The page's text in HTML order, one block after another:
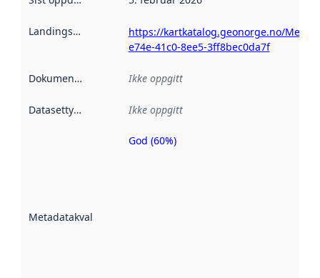
Landingsside
https://kartkatalog.geonorge.no/
e74e-41c0-8ee5-3ff8bec0da7f
Dokumentasjon Ikke oppgitt
Datasettype Ikke oppgitt
Metadatakvalitet
Metadatakvalitet
God (60%)